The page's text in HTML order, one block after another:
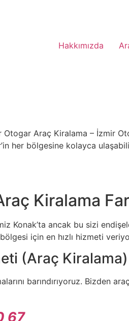
Hakkımızda
Araç Kiralama – İzmir Oto
her bölgesine kolayca
Kiralama
Konak’ta ancak bu sizi
için en hızlı hizmeti
(Araç Kiralama)
barındırıyoruz. Bizden araç
67